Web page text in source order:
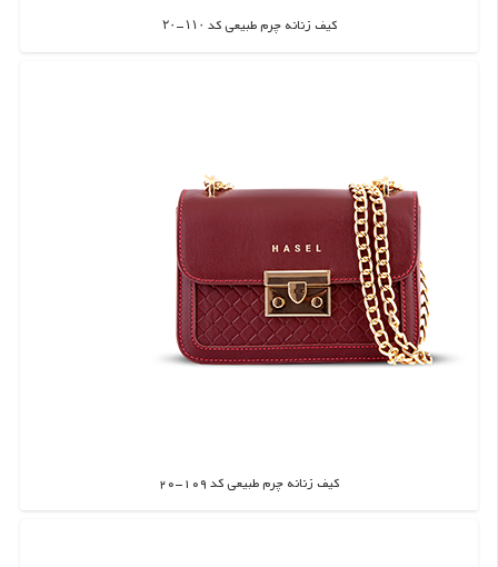
کیف زنانه چرم طبیعی کد ۱۱۰-۲۰
اطلاعات بیشتر
کیف زنانه چرم طبیعی کد 109-20
اطلاعات بیشتر